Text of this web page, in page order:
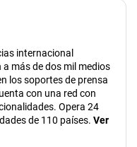
internacional
más de dos mil medios
los soportes de prensa
con una red con
Opera 24
de 110 países. Ver